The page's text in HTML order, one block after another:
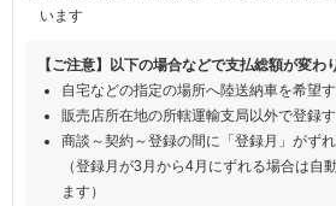
います
【ご注意】以下の場合などで支払総額が変わ
自宅などの指定の場所へ陸送納車を希望
販売店所在地の所轄運輸支局以外で登録
商談～契約～登録の間に「登録月」がず
（登録月が3月から4月にずれる場合は自
ます）